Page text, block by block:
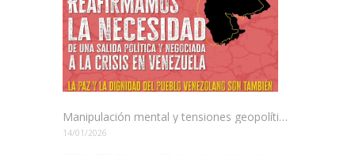
Manipulación mental y tensiones geopolíticas: El juego de poder en América Latina
14/01/2026